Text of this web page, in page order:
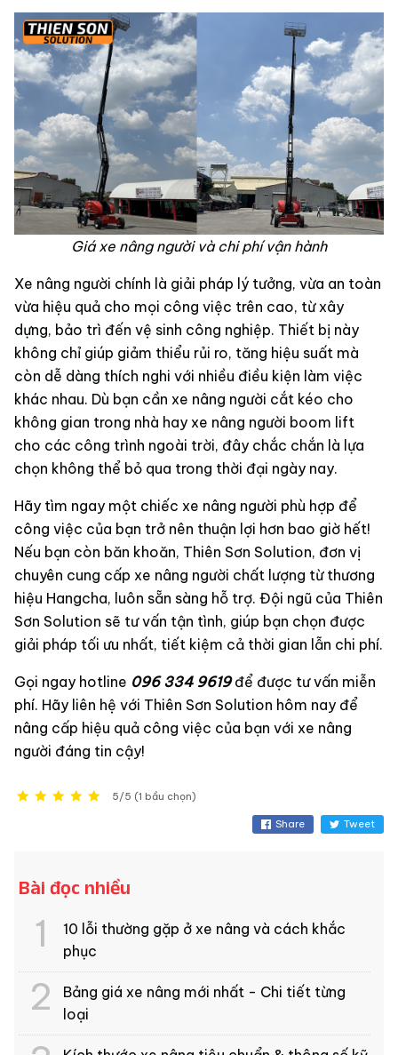
Giá xe nâng người và chi phí vận hành
Xe nâng người chính là giải pháp lý tưởng, vừa an toàn
vừa hiệu quả cho mọi công việc trên cao, từ xây
dựng, bảo trì đến vệ sinh công nghiệp. Thiết bị này
không chỉ giúp giảm thiểu rủi ro, tăng hiệu suất mà
còn dễ dàng thích nghi với nhiều điều kiện làm việc
khác nhau. Dù bạn cần xe nâng người cắt kéo cho
không gian trong nhà hay xe nâng người boom lift
cho các công trình ngoài trời, đây chắc chắn là lựa
chọn không thể bỏ qua trong thời đại ngày nay.
Hãy tìm ngay một chiếc xe nâng người phù hợp để
công việc của bạn trở nên thuận lợi hơn bao giờ hết!
Nếu bạn còn băn khoăn, Thiên Sơn Solution, đơn vị
chuyên cung cấp xe nâng người chất lượng từ thương
hiệu Hangcha, luôn sẵn sàng hỗ trợ. Đội ngũ của Thiên
Sơn Solution sẽ tư vấn tận tình, giúp bạn chọn được
giải pháp tối ưu nhất, tiết kiệm cả thời gian lẫn chi phí.
Gọi ngay hotline 096 334 9619để được tư vấn miễn
phí. Hãy liên hệ với Thiên Sơn Solution hôm nay để
nâng cấp hiệu quả công việc của bạn với xe nâng
người đáng tin cậy!
5/5 (1 bầu chọn)
Share Tweet
Bài đọc nhiều
10 lỗi thường gặp ở xe nâng và cách khắc
phục
Bảng giá xe nâng mới nhất - Chi tiết từng
loại